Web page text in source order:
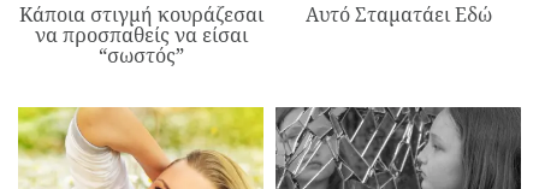
Κάποια στιγμή κουράζεσαι
να προσπαθείς να είσαι
“σωστός”
Αυτό Σταματάει Εδώ